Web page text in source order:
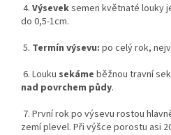
4. Výseveksemen květnaté louky
do 0,5-1cm.
5. Termín výsevu: po celý rok,
6. Louku sekáme běžnou travní
nad povrchem půdy.
7. První rok po výsevu rostou
zemí plevel. Při výšce porostu asi